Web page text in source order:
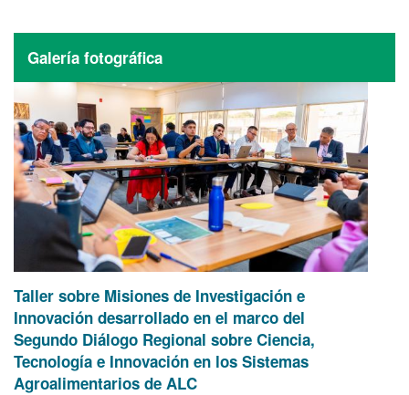
Galería fotográfica
Taller sobre Misiones de Investigación e
Innovación desarrollado en el marco del
Segundo Diálogo Regional sobre Ciencia,
Tecnología e Innovación en los Sistemas
Agroalimentarios de ALC